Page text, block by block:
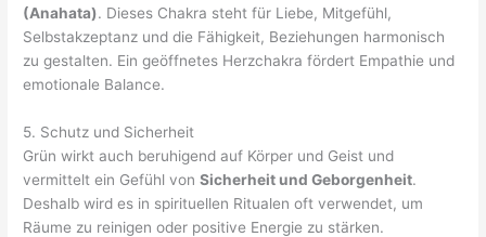
(Anahata). Dieses Chakra steht für Liebe, Mitgefühl,
Selbstakzeptanz und die Fähigkeit, Beziehungen harmonisch
zu gestalten. Ein geöffnetes Herzchakra fördert Empathie und
emotionale Balance.
5. Schutz und Sicherheit
Grün wirkt auch beruhigend auf Körper und Geist und
vermittelt ein Gefühl vonSicherheit und Geborgenheit.
Deshalb wird es in spirituellen Ritualen oft verwendet, um
Räume zu reinigen oder positive Energie zu stärken.